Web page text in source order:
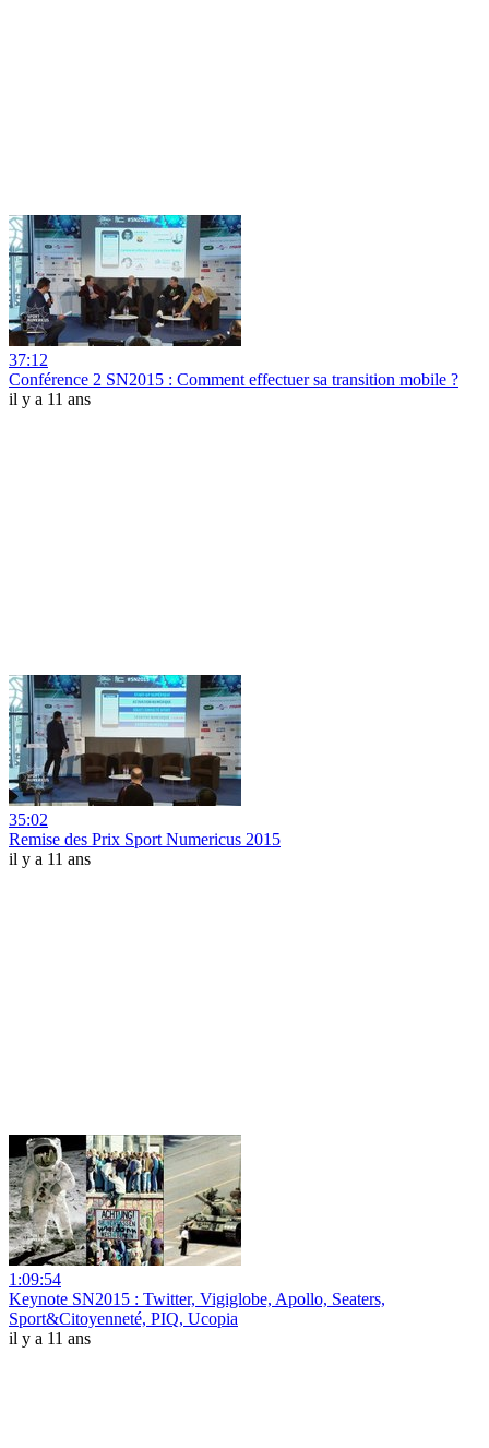
37:12
Conférence 2 SN2015 : Comment effectuer sa transition mobile ?
il y a 11 ans
35:02
Remise des Prix Sport Numericus 2015
il y a 11 ans
1:09:54
Keynote SN2015 : Twitter, Vigiglobe, Apollo, Seaters,
Sport&Citoyenneté, PIQ, Ucopia
il y a 11 ans